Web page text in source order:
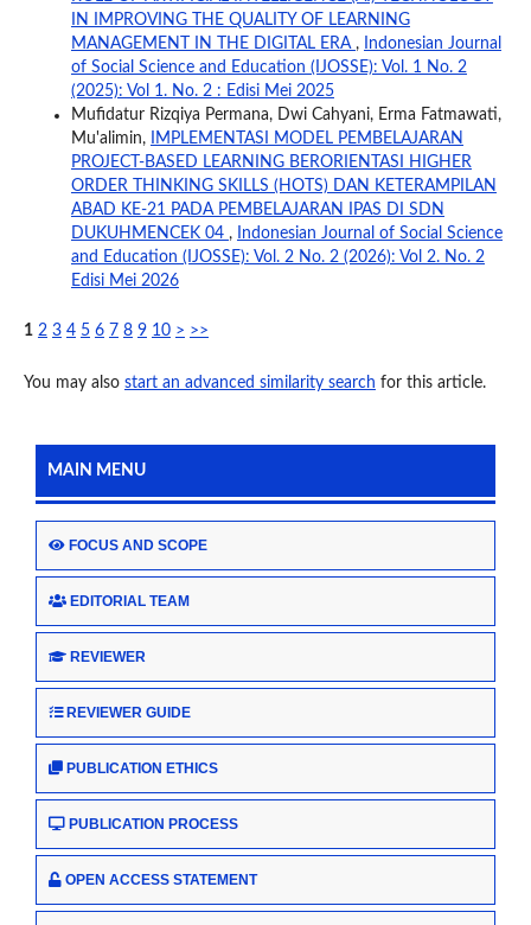
IN IMPROVING THE QUALITY OF LEARNING
MANAGEMENT IN THE DIGITAL ERA ,
Indonesian Journal
of Social Science and Education (IJOSSE): Vol. 1 No. 2
(2025): Vol 1. No. 2 : Edisi Mei 2025
Mufidatur Rizqiya Permana, Dwi Cahyani, Erma Fatmawati,
Mu'alimin,
IMPLEMENTASI MODEL PEMBELAJARAN
PROJECT-BASED LEARNING BERORIENTASI HIGHER
ORDER THINKING SKILLS (HOTS) DAN KETERAMPILAN
ABAD KE-21 PADA PEMBELAJARAN IPAS DI SDN
DUKUHMENCEK 04 ,
Indonesian Journal of Social Science
and Education (IJOSSE): Vol. 2 No. 2 (2026): Vol 2. No. 2
Edisi Mei 2026
1 2 3 4 5 6 7 8 9 10 > >>
You may also start an advanced similarity search for this article.
MAIN MENU
FOCUS AND SCOPE
EDITORIAL TEAM
REVIEWER
REVIEWER GUIDE
PUBLICATION ETHICS
PUBLICATION PROCESS
OPEN ACCESS STATEMENT